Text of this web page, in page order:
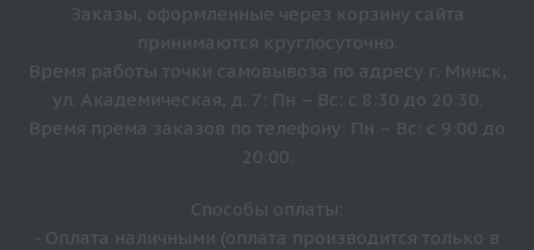
Заказы, оформленные через корзину сайта
принимаются круглосуточно.
Время работы точки самовывоза по адресу г. Минск,
ул. Академическая, д. 7: Пн – Вс: с 8:30 до 20:30.
Время прёма заказов по телефону: Пн – Вс: с 9:00 до
20:00.
Способы оплаты:
- Оплата наличными (оплата производится только в